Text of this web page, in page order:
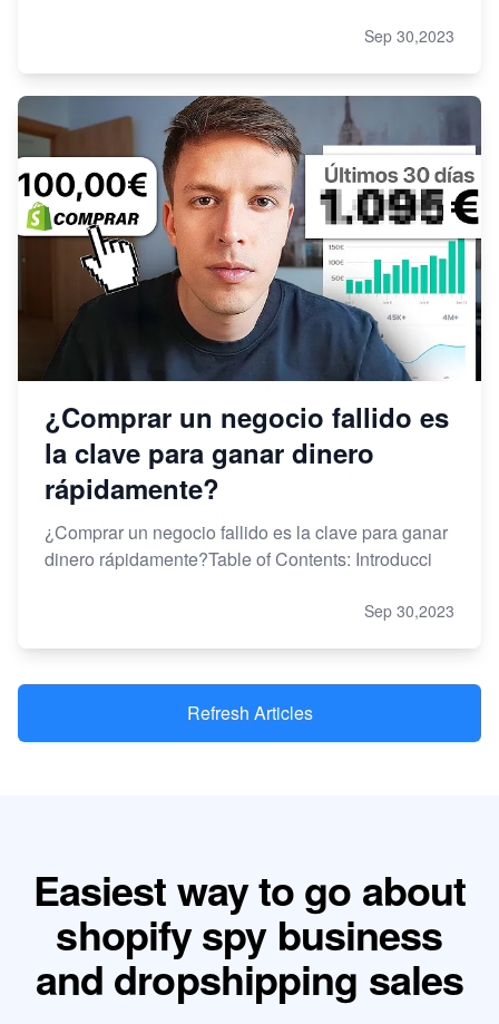
Sep 30,2023
¿Comprar un negocio fallido es
la clave para ganar dinero
rápidamente?
¿Comprar un negocio fallido es la clave para ganar
dinero rápidamente?Table of Contents: Introducci
Sep 30,2023
Refresh Articles
Easiest way to go about
shopify spy business
and dropshipping sales